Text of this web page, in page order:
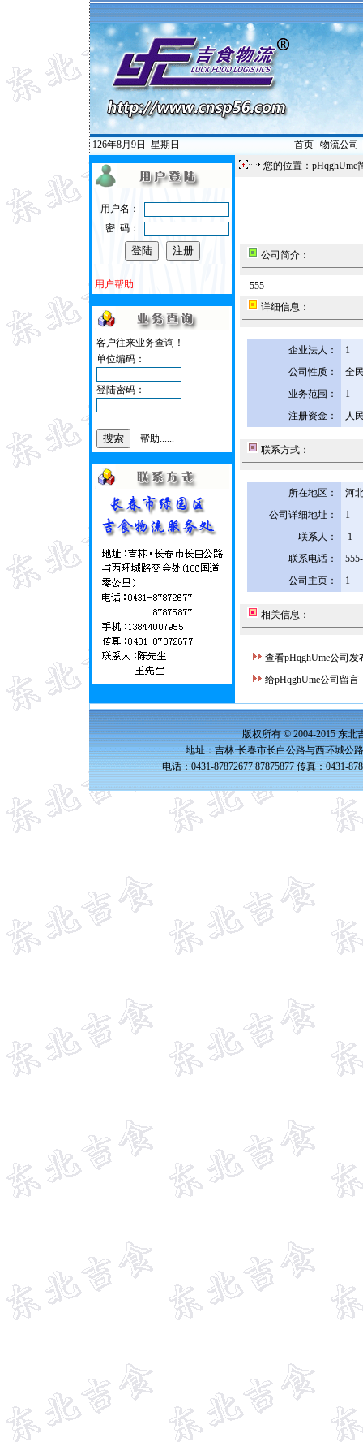
126年8月9日 星期日 首页| 物流公司
用户名：
密 码：
用户帮助...
客户往来业务查询！
单位编码：
登陆密码：
帮助......
您的位置：pHqghUme
公司简介：
555
详细信息：
企业法人：
1
公司性质：
全
业务范围：
1
注册资金：
人
联系方式：
所在地区：
河
公司详细地址：
1
联系人：
1
联系电话：
公司主页：
1
相关信息：
查看pHqghUme公司发
给pHqghUme公司留言
版权所有 © 2004-2015 东北
地址：吉林·长春市长白公路与西环城公
电话：0431-87872677 87875877 传真：0431-